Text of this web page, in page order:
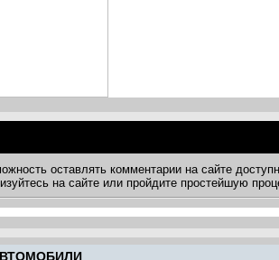
оставлять комментарии на сайте
на сайте или пройдите простейшую